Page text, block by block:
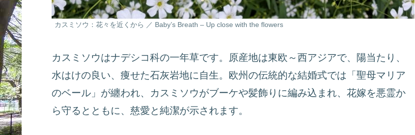
カスミソウ：花々を近くから ／ Baby’s Breath – Up close with the flowers
カスミソウはナデシコ科の一年草です。原産地は東欧～西アジアで、陽当たり、
水はけの良い、痩せた石灰岩地に自生。欧州の伝統的な結婚式では「聖母マリア
のベール」が纏われ、カスミソウがブーケや髪飾りに編み込まれ、花嫁を悪霊か
ら守るとともに、慈愛と純潔が示されます。